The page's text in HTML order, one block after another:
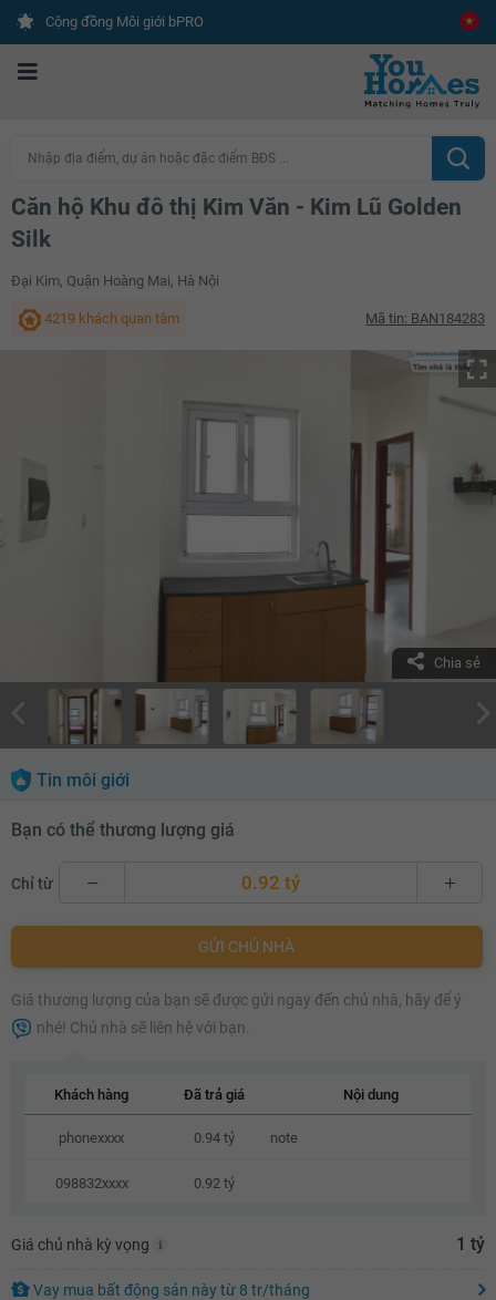
Cộng đồng Môi giới bPRO
Nhập địa điểm, dự án hoặc đặc điểm BĐS ...
Căn hộ Khu đô thị Kim Văn - Kim Lũ Golden
Silk
Đại Kim, Quận Hoàng Mai, Hà Nội
4219 khách quan tâm Mã tin: BAN184283
Chia sẻ
Tin môi giới
Bạn có thể thương lượng giá
Chỉ từ 0.92 tỷ
0.96 tỷ
1.02 tỷ
GỬI CHỦ NHÀ
Giá thương lượng của bạn sẽ được gửi ngay đến chủ nhà, hãy để ý
nhé! Chủ nhà sẽ liên hệ với bạn.
Khách hàng Đã trả giá Nội dung
phonexxxx 0.94 tỷ note
098832xxxx 0.92 tỷ
Giá chủ nhà kỳ vọng 1 tỷ
Vay mua bất động sản nàytừ 8 tr/tháng